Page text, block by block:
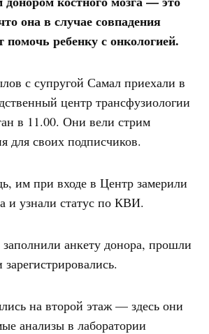
она в случае совпадения
ребенку с онкологией.
с супругой Самал приехали в
центр трансфузиологии
в 11.00. Они вели стрим
для своих подписчиков.
им при входе в Центр замерили
и узнали статус по КВИ.
анкету донора, прошли
на второй этаж — здесь они
анализы в лаборатории